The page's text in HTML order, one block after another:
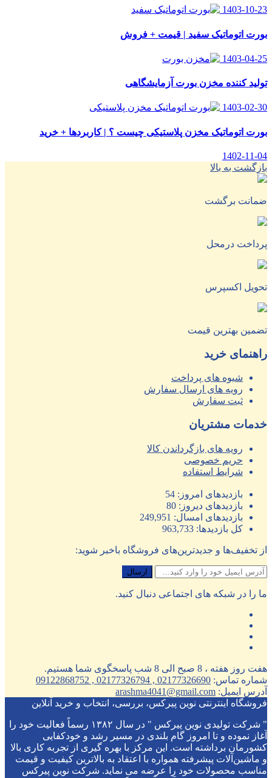
1403-10-23
بورت اتوماتیک سفید | قیمت + فروش
1403-04-25
تولید کننده مخزن بورت آزمایشگاهی
1403-02-30
بورت اتوماتیک مخزن پلاستیکی چیست ؟ | کاربردها + خرید
1402-11-04
بازگشت به بالا
ضمانت برگشت
پرداخت درمحل
تحویل اکسپرس
تضمین بهترین قیمت
راهنمای خرید
شیوه های پرداخت
رویه های ارسال سفارش
ثبت سفارش
خدمات مشتریان
رویه های بازگرداندن کالا
حریم خصوصی
شرایط استفاده
بازدیدهای امروز: 54
بازدیدهای دیروز: 80
بازدیدهای امسال: 249,951
کل بازدیدها: 963,733
از تخفیف‌ها و جدیدترین‌های فروشگاه باخبر شوید:
ما را در شبکه های اجتماعی دنبال کنید.
هفت روز هفته ، 8 صبح الی 8 شب پاسخگوی شما هستیم.
شماره تماس: 02177326690 , 02177326794 , 09122868752
آدرس ایمیل: arashma4041@gmail.com
فروشگاه اینترنتی نوین پیرکس، بررسی، انتخاب و خرید آنلاین
" شرکت تولیدی نوین پیرکس " در سال ۱۳۸۲ رسماً فعالیت خود را
آغاز نموده و تا امروز گام بلندی در مسیر رشد و خودکفایی
کشورمان برداشته است. این مرکز با بهره گیری از تجربه کاری بالا
و ماشین‌آلات پیشرفته همواره با اعتقاد به بالاترین کیفیت و قیمت
مناسب محصولات خود را عرضه می نماید. شرکت نوین پیرکس